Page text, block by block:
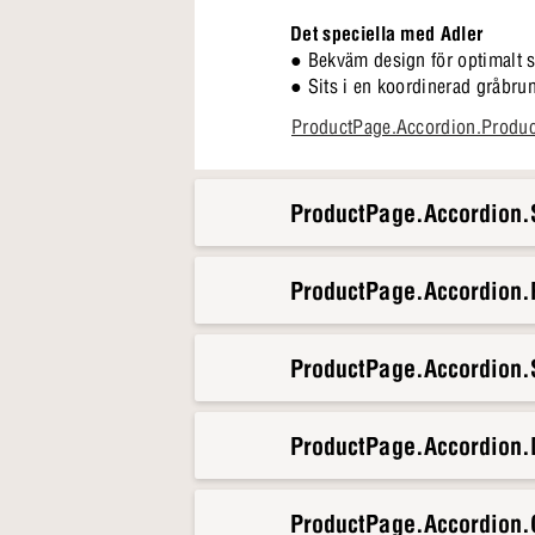
Det speciella med Adler
● Bekväm design för optimalt
● Sits i en koordinerad
● Lätt att integrera i olika stilar
Stolen är gjord för att vara en
sittplats som känns som en